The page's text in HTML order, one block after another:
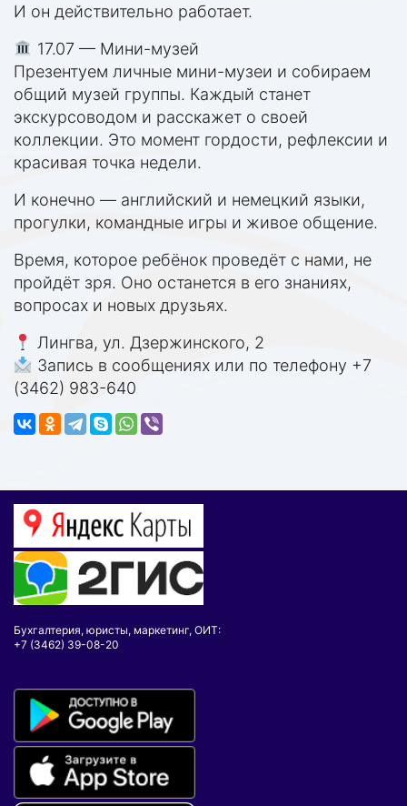
И он действительно работает.
17.07 — Мини-музей
Презентуем личные мини-музеи и собираем
общий музей группы. Каждый станет
экскурсоводом и расскажет о своей
коллекции. Это момент гордости, рефлексии и
красивая точка недели.
И конечно — английский и немецкий языки,
прогулки, командные игры и живое общение.
Время, которое ребёнок проведёт с нами, не
пройдёт зря. Оно останется в его знаниях,
вопросах и новых друзьях.
Лингва, ул. Дзержинского, 2
Запись в сообщениях или по телефону +7
(3462) 983-640
Бухгалтерия, юристы, маркетинг, ОИТ:
+7 (3462) 39-08-20